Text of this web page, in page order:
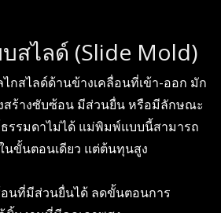
สไลด์ (Slide Mold)
กสไลด์ด้านข้างเคลื่อนที่เข้า-ออก มัก
สร้างซับซ้อน มีส่วนยื่น หรือมีลักษณะ
รรมดาไม่ได้ แม่พิมพ์แบบนี้สามารถ
ขั้นตอนเดียว แต่ต้นทุนสูง
นที่มีส่วนยื่นได้ ลดขั้นตอนการ